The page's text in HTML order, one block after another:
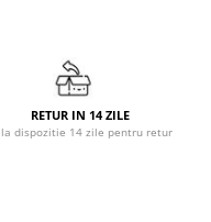
RETUR IN 14 ZILE
dispozitie 14 zile pentru retur